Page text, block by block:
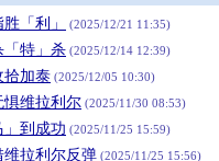
「利」
(2025/12/21 11:35)
「特」杀 (2025/12/14 12:39)
拾加泰 (2025/12/05 10:30)
惧维拉利尔 (2025/11/30 08:53)
」到成功 (2025/11/25 15:59)
维拉利尔反弹 (2025/11/25 15:56)